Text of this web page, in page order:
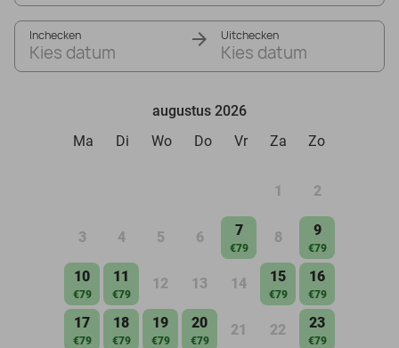
Inchecken
Kies datum
Uitchecken
Kies datum
augustus 2026
Ma
Di Wo Do Vr Za Zo
1 2
3 4 5 6 7
€79
8 9
€79
10
€79
11
€79
12 13 14 15
€79
16
€79
17
€79
18
€79
19
€79
20
€79
21 22 23
€79